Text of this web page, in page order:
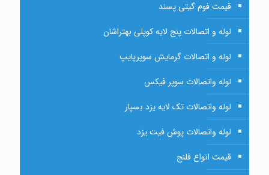
قیمت فوم گیتی پسند
لوله و اتصالات پنج لایه کوپلی بهتراشان
لوله و اتصالات گرمایش سوپرپایپ
لوله واتصالات سوپر فیکس
لوله واتصالات تک لایه یزد بسپار
لوله واتصالات پوش فیت یزد
قیمت انواع فلنج